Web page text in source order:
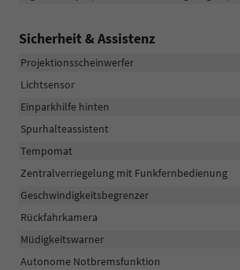
Sicherheit & Assistenz
Projektionsscheinwerfer
Lichtsensor
Einparkhilfe hinten
Spurhalteassistent
Tempomat
Zentralverriegelung mit Funkfernbedienung
Geschwindigkeitsbegrenzer
Rückfahrkamera
Müdigkeitswarner
Autonome Notbremsfunktion